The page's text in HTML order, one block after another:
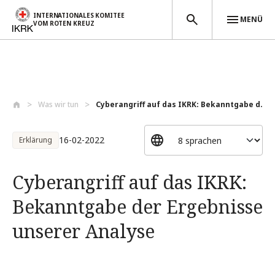
INTERNATIONALES KOMITEE
VOM ROTEN KREUZ
MENÜ
Was wir tun Cyberangriff auf das IKRK: Bekanntgabe d...
Erklärung 16-02-2022
Cyberangriff auf das IKRK:
Bekanntgabe der Ergebnisse
unserer Analyse